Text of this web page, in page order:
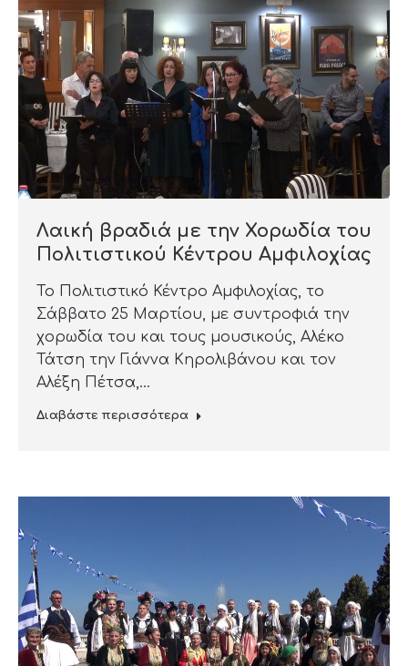
Λαική βραδιά με την Χορωδία του
Πολιτιστικού Κέντρου Αμφιλοχίας
Το Πολιτιστικό Κέντρο Αμφιλοχίας, το
Σάββατο 25 Μαρτίου, με συντροφιά την
χορωδία του και τους μουσικούς, Αλέκο
Τάτση την Γιάννα Κηρολιβάνου και τον
Αλέξη Πέτσα,…
Διαβάστε περισσότερα